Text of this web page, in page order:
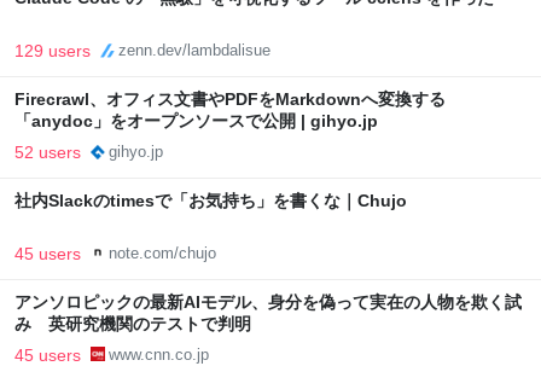
129 users zenn.dev/lambdalisue
Firecrawl、オフィス文書やPDFをMarkdownへ変換する
「anydoc」をオープンソースで公開 | gihyo.jp
52 users gihyo.jp
社内Slackのtimesで「お気持ち」を書くな｜Chujo
45 users note.com/chujo
アンソロピックの最新AIモデル、身分を偽って実在の人物を欺く試
み 英研究機関のテストで判明
45 users www.cnn.co.jp